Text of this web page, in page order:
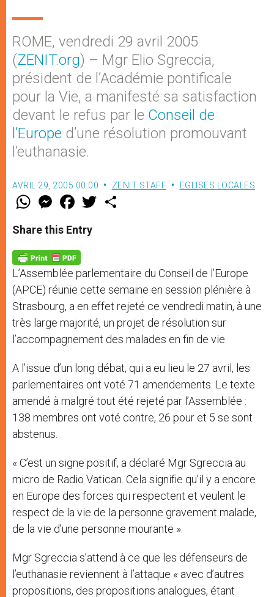
ROME, vendredi 29 avril 2005
(ZENIT.org) – Mgr Elio Sgreccia,
président de l’Académie pontificale
pour la Vie, a manifesté sa satisfaction
devant le refus par le Conseil de
l’Europe d’une résolution promouvant
l’euthanasie.
AVRIL 29, 2005 00:00 ZENIT STAFF EGLISES LOCALES
W
t
s
p
p
M
e
s
e
g
e
r
F
a
e
b
o
k
w
Share this Entry
L’Assemblée parlementaire du Conseil de l’Europe
(APCE) réunie cette semaine en session plénière à
Strasbourg, a en effet rejeté ce vendredi matin, à une
très large majorité, un projet de résolution sur
l’accompagnement des malades en fin de vie.
A l’issue d’un long débat, qui a eu lieu le 27 avril, les
parlementaires ont voté 71 amendements. Le texte
amendé à malgré tout été rejeté par l’Assemblée :
138 membres ont voté contre, 26 pour et 5 se sont
abstenus.
« C’est un signe positif, a déclaré Mgr Sgreccia au
micro de Radio Vatican. Cela signifie qu’il y a encore
en Europe des forces qui respectent et veulent le
respect de la vie de la personne gravement malade,
de la vie d’une personne mourante ».
Mgr Sgreccia s’attend à ce que les défenseurs de
l’euthanasie reviennent à l’attaque « avec d’autres
propositions, des propositions analogues, étant